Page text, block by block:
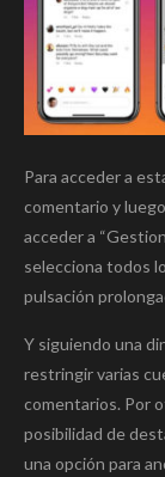
Para acceder a
comentario y
acceder a
selecciona todos
pulsación
Y siguiendo una
restringir varias
comentarios. Por
posibilidad de
una opción para